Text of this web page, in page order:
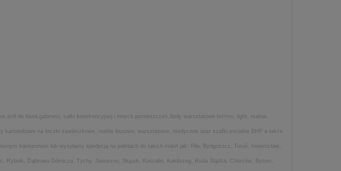
do biura,gabinetu, salki konefrencyjnej i innych pomieszczeń,Stoły warsztatowe techno, light, malow,
na teczki zawieszkowe, meble biurowe, warsztatowe, medyczne oraz szafki socjalne BHP a także
transportem lub wysyłamy spedycją na paletach do takich miast jak: Piła, Bydgoszcz, Toruń, Inowrocław,
Dąbrowa Górnicza, Tychy, Jaworzno, Słupsk, Koszalin, Kołobrzeg, Ruda Śląska, Chorzów, Bytom,